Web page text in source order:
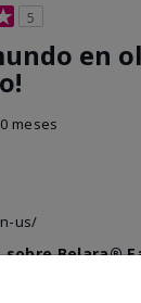
5
en
meses
us/
Belara®
years. Best